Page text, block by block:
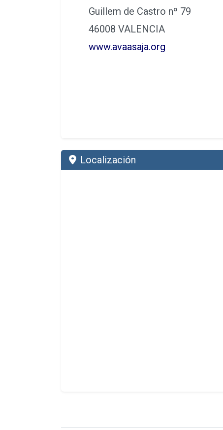
Guillem de Castro nº 79
46008 VALENCIA
www.avaasaja.org
Localización